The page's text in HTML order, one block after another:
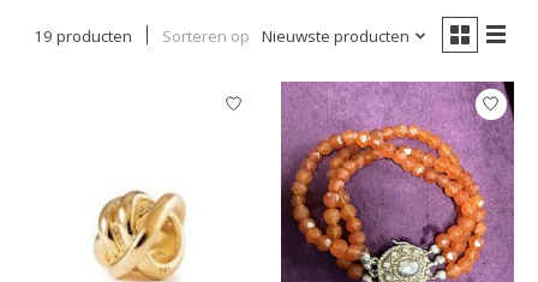
19 producten Sorteren op Nieuwste producten